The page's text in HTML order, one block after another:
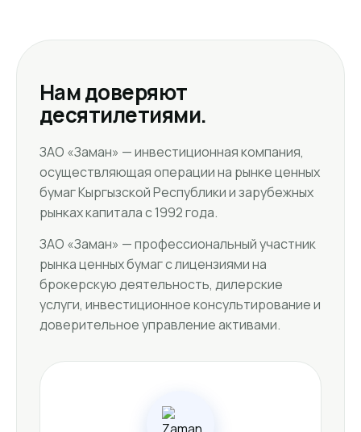
Нам доверяют
десятилетиями.
ЗАО «Заман» — инвестиционная компания,
осуществляющая операции на рынке ценных
бумаг Кыргызской Республики и зарубежных
рынках капитала с 1992 года.
ЗАО «Заман» — профессиональный участник
рынка ценных бумаг с лицензиями на
брокерскую деятельность, дилерские
услуги, инвестиционное консультирование и
доверительное управление активами.